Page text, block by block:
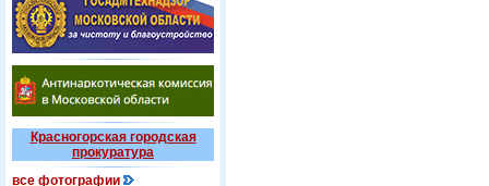
Красногорская городская
прокуратура
все фотографии